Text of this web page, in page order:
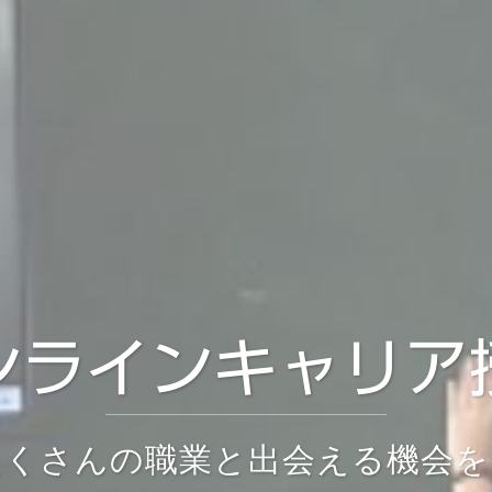
ラインキャリア
さんの職業と出会える機会